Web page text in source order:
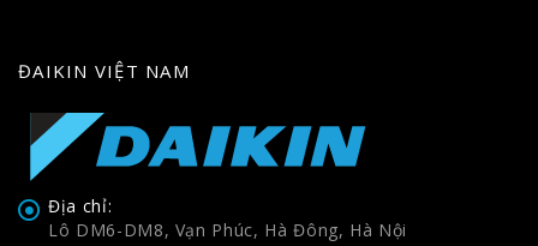
ĐAIKIN VIỆT NAM
Địa chỉ:
Lô DM6-DM8, Vạn Phúc, Hà Đông, Hà Nội